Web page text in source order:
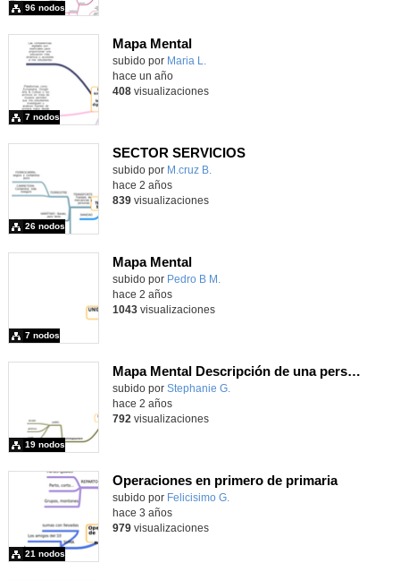
96 nodos
Mapa Mental
subido por Maria L.
7 nodos
hace un año
408visualizaciones
SECTOR SERVICIOS
Contenido educativo.
subido por M.cruz B.
26 nodos
hace 2 años
839visualizaciones
Mapa Mental
subido por Pedro B M.
7 nodos
hace 2 años
1043visualizaciones
Mapa Mental Descripción de una persona en francés
Contenido educativo.
subido por Stephanie G.
19 nodos
hace 2 años
792 visualizaciones
Operaciones en primero de primaria
subido por Felicisimo G.
21 nodos
hace 3 años
979visualizaciones